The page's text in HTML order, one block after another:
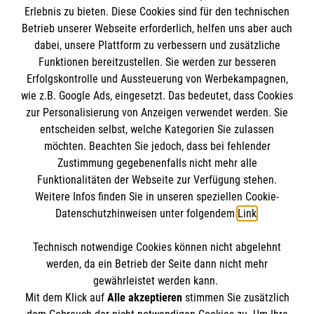
Empfänger: Malteser Hilfsdienst e.V.
IBAN: DE10 3706 0120 1201 2000 12
BIC: GENODED 1PA7
Newsletter abonnieren
Cookies verwalten|AGB|Impressum|Datenschutz
Barrierefreiheit |Kontakt| Sharepoint|Mediathek
Erlebnis zu bieten. Diese Cookies sind für den technischen
Betrieb unserer Webseite erforderlich, helfen uns aber auch
dabei, unsere Plattform zu verbessern und zusätzliche
Funktionen bereitzustellen. Sie werden zur besseren
Erfolgskontrolle und Aussteuerung von Werbekampagnen,
wie z.B. Google Ads, eingesetzt. Das bedeutet, dass Cookies
zur Personalisierung von Anzeigen verwendet werden. Sie
entscheiden selbst, welche Kategorien Sie zulassen
möchten. Beachten Sie jedoch, dass bei fehlender
Zustimmung gegebenenfalls nicht mehr alle
Funktionalitäten der Webseite zur Verfügung stehen.
Weitere Infos finden Sie in unseren speziellen Cookie-
Datenschutzhinweisen unter folgendem Link.
Technisch notwendige Cookies können nicht abgelehnt
werden, da ein Betrieb der Seite dann nicht mehr
gewährleistet werden kann.
Mit dem Klick auf Alle akzeptierenstimmen Sie zusätzlich